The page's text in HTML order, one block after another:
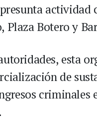
Plaza Botero y
esta
de
criminales